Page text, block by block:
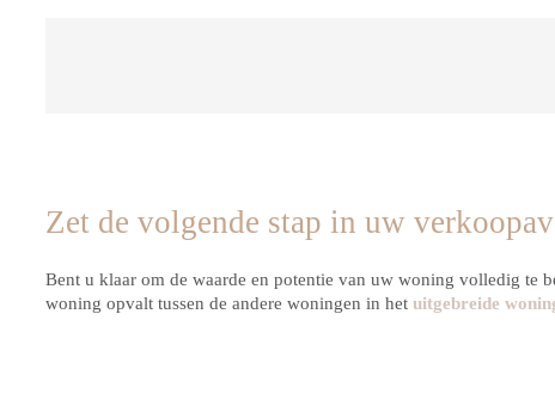
Zet de volgende stap in uw
Bent u klaar om de waarde en potentie van uw woning volledig te
woning opvalt tussen de andere woningen in het uitgebreide